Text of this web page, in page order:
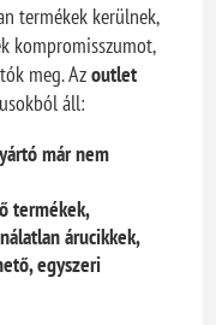
termékek kerülnek,
kompromisszumot,
meg. Azoutlet
áll:
már nem
termékek,
árucikkek,
egyszeri